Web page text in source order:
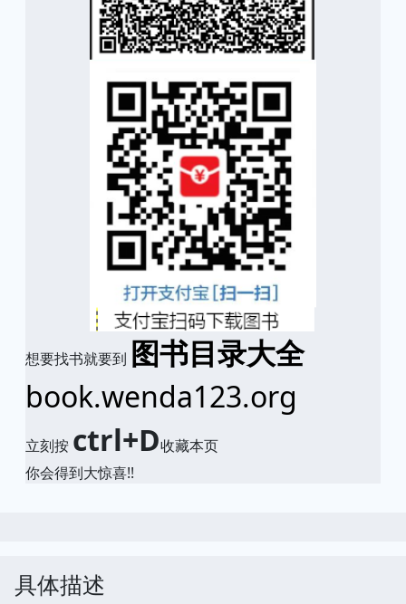
想要找书就要到 图书目录大全
book.wenda123.org
立刻按 ctrl+D收藏本页
你会得到大惊喜!!
具体描述